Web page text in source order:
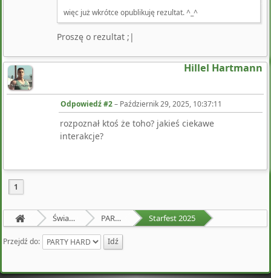
więc już wkrótce opublikuję rezultat. ^_^
Proszę o rezultat ;|
Hillel Hartmann
Odpowiedź #2– Październik 29, 2025, 10:37:11
rozpoznał ktoś że toho? jakieś ciekawe
interakcje?
1
Świat Zewnętrzny PARTY HARD Starfest 2025
Przejdź do: